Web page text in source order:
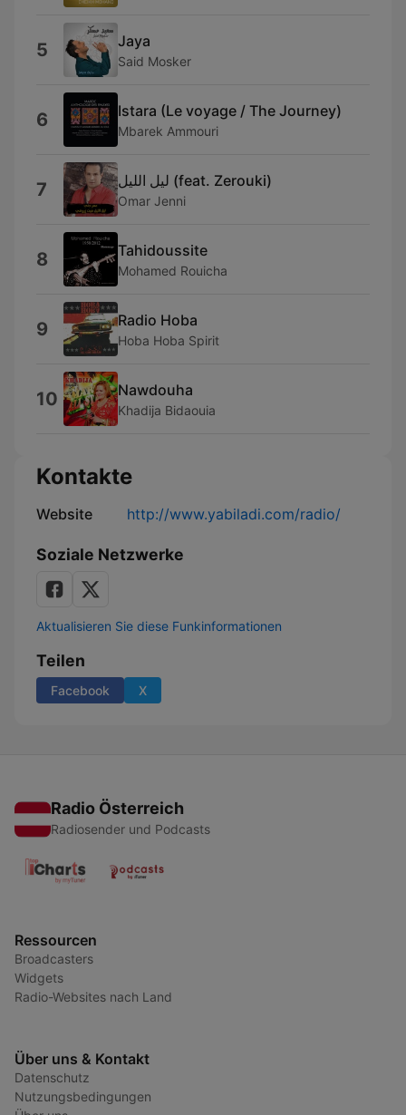
5 Jaya
Said Mosker
6 Istara (Le voyage / The Journey)
Mbarek Ammouri
7 ليل الليل (feat. Zerouki)
Omar Jenni
8 Tahidoussite
Mohamed Rouicha
9 Radio Hoba
Hoba Hoba Spirit
10 Nawdouha
Khadija Bidaouia
Kontakte
Website http://www.yabiladi.com/radio/
Soziale Netzwerke
Aktualisieren Sie diese Funkinformationen
Teilen
Facebook X
Radio Österreich
Radiosender und Podcasts
Ressourcen
Broadcasters
Widgets
Radio-Websites nach Land
Über uns & Kontakt
Datenschutz
Nutzungsbedingungen